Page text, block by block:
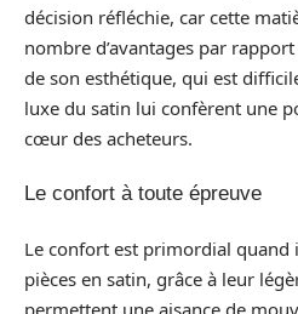
décision réfléchie, car cette
nombre d’avantages par
de son esthétique, qui est
luxe du satin lui confèrent une
cœur des acheteurs.
Le confort à toute épreuve
Le confort est primordial quand
pièces en satin, grâce à leur
permettent une aisance de